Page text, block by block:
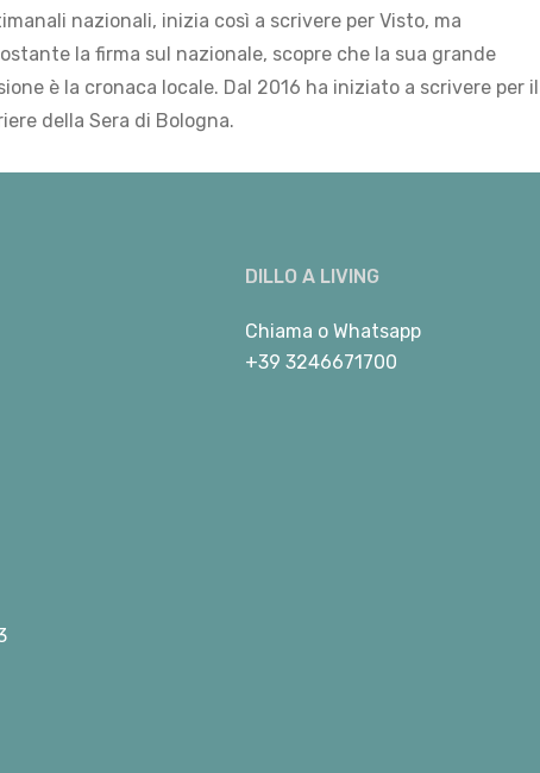
nazionali, inizia così a scrivere per Visto, ma
la firma sul nazionale, scopre che la sua grande
è la cronaca locale. Dal 2016 ha iniziato a scrivere per il
della Sera di Bologna.
DILLO A LIVING
Chiama o Whatsapp
+39 3246671700